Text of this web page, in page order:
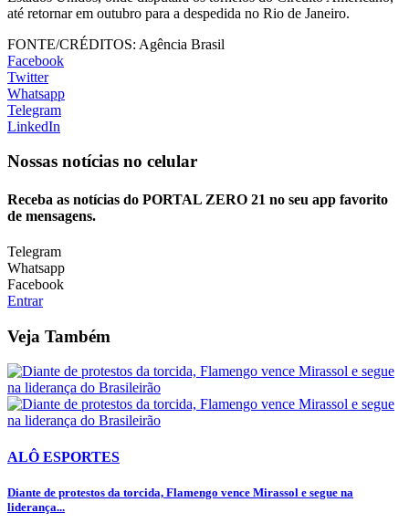
até retornar em outubro para a despedida no Rio de Janeiro.
FONTE/CRÉDITOS: Agência Brasil
Facebook
Twitter
Whatsapp
Telegram
LinkedIn
Nossas notícias no celular
Receba as notícias do PORTAL ZERO 21 no seu app favorito
de mensagens.
Telegram
Whatsapp
Facebook
Entrar
Veja Também
ALÔ ESPORTES
Diante de protestos da torcida, Flamengo vence Mirassol e segue na
liderança...